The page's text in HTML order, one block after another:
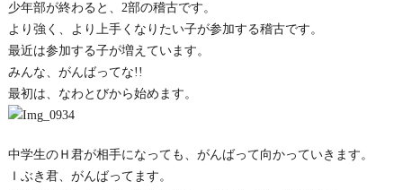
少年部が終わると、2部の稽古です。
より強く、より上手くなりたい子が参加する稽古です。
最近は参加する子が増えています。
みんな、がんばってな!!
最初は、なわとびから始めます。
中学生のＨ君が相手になっても、がんばって向かっていきます。
Ｉぶき君、がんばってます。